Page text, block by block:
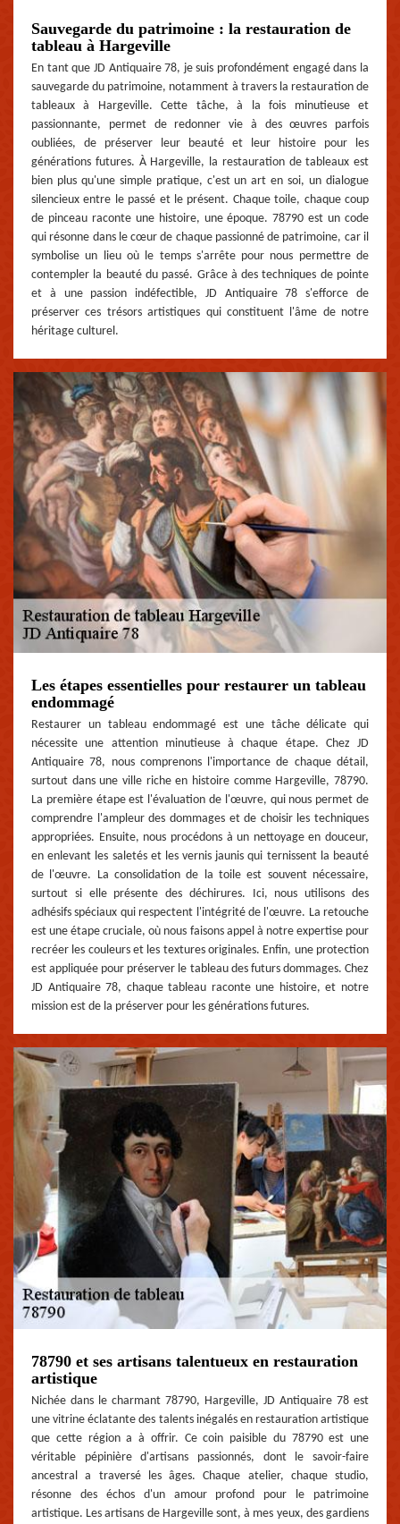
Sauvegarde du patrimoine : la restauration de
tableau à Hargeville
En tant que JD Antiquaire 78, je suis profondément engagé dans la
sauvegarde du patrimoine, notamment à travers la restauration de
tableaux à Hargeville. Cette tâche, à la fois minutieuse et
passionnante, permet de redonner vie à des œuvres parfois
oubliées, de préserver leur beauté et leur histoire pour les
générations futures. À Hargeville, la restauration de tableaux est
bien plus qu'une simple pratique, c'est un art en soi, un dialogue
silencieux entre le passé et le présent. Chaque toile, chaque coup
de pinceau raconte une histoire, une époque. 78790 est un code
qui résonne dans le cœur de chaque passionné de patrimoine, car il
symbolise un lieu où le temps s'arrête pour nous permettre de
contempler la beauté du passé. Grâce à des techniques de pointe
et à une passion indéfectible, JD Antiquaire 78 s'efforce de
préserver ces trésors artistiques qui constituent l'âme de notre
héritage culturel.
Les étapes essentielles pour restaurer un tableau
endommagé
Restaurer un tableau endommagé est une tâche délicate qui
nécessite une attention minutieuse à chaque étape. Chez JD
Antiquaire 78, nous comprenons l'importance de chaque détail,
surtout dans une ville riche en histoire comme Hargeville, 78790.
La première étape est l'évaluation de l'œuvre, qui nous permet de
comprendre l'ampleur des dommages et de choisir les techniques
appropriées. Ensuite, nous procédons à un nettoyage en douceur,
en enlevant les saletés et les vernis jaunis qui ternissent la beauté
de l'œuvre. La consolidation de la toile est souvent nécessaire,
surtout si elle présente des déchirures. Ici, nous utilisons des
adhésifs spéciaux qui respectent l'intégrité de l'œuvre. La retouche
est une étape cruciale, où nous faisons appel à notre expertise pour
recréer les couleurs et les textures originales. Enfin, une protection
est appliquée pour préserver le tableau des futurs dommages. Chez
JD Antiquaire 78, chaque tableau raconte une histoire, et notre
mission est de la préserver pour les générations futures.
78790 et ses artisans talentueux en restauration
artistique
Nichée dans le charmant 78790, Hargeville, JD Antiquaire 78 est
une vitrine éclatante des talents inégalés en restauration artistique
que cette région a à offrir. Ce coin paisible du 78790 est une
véritable pépinière d'artisans passionnés, dont le savoir-faire
ancestral a traversé les âges. Chaque atelier, chaque studio,
résonne des échos d'un amour profond pour le patrimoine
artistique. Les artisans de Hargeville sont, à mes yeux, des gardiens